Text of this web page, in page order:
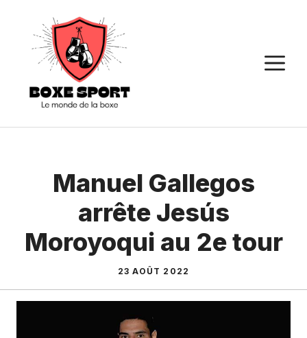
contenu
Manuel Gallegos
arrête Jesús
Moroyoqui au 2e tour
23 AOÛT 2022